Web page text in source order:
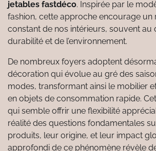
jetables fastdéco. Inspirée par le
fashion, cette approche encourage un
constant de nos intérieurs, souvent au
durabilité et de l’environnement.
De nombreux foyers adoptent
décoration qui évolue au gré des
modes, transformant ainsi le mobilier
en objets de consommation rapide.
qui semble offrir une flexibilité
réalité des questions fondamentales
produits, leur origine, et leur impact
approfondi de ce phénomène révèle